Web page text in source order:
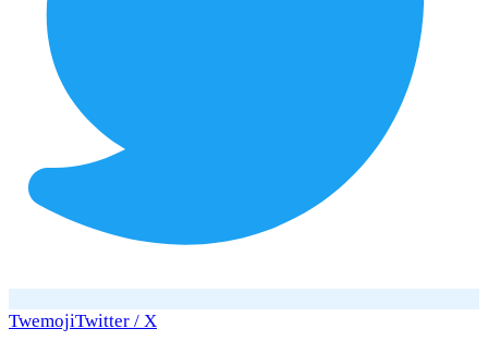
TwemojiTwitter / X